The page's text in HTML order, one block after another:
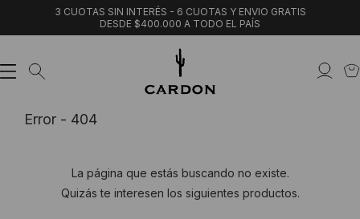
3 CUOTAS SIN INTERÉS - 6 CUOTAS Y ENVIO GRATIS
DESDE $400.000 A TODO EL PAÍS
Error - 404
La página que estás buscando no existe.
Quizás te interesen los siguientes productos.